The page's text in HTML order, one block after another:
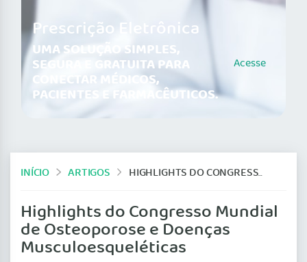
Prescrição Eletrônica
UMA SOLUÇÃO SIMPLES,
SEGURA E GRATUITA PARA
CONECTAR MÉDICOS,
PACIENTES E FARMACÊUTICOS.
Acesse
INÍCIO ARTIGOS HIGHLIGHTS DO CONGRESSO MUNDIAL DE OSTEOPOROSE E DOENÇAS MUSCULOESQUELÉTICAS
Highlights do Congresso Mundial
de Osteoporose e Doenças
Musculoesqueléticas